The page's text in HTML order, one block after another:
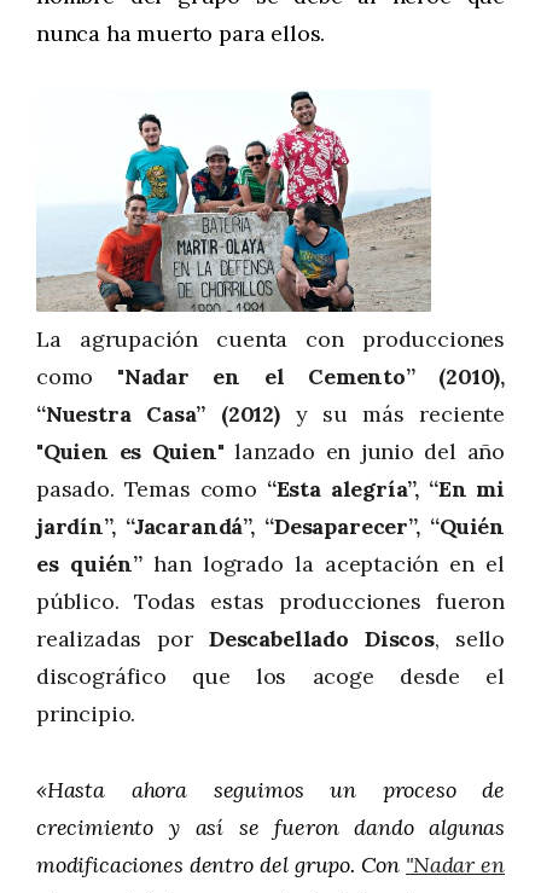
nunca ha muerto para ellos.
La agrupación cuenta con producciones
como "Nadar en el Cemento” (2010),
“Nuestra Casa” (2012)y su más reciente
"Quien es Quien" lanzado en junio del año
pasado. Temas como “Esta alegría”, “En mi
jardín”, “Jacarandá”, “Desaparecer”, “Quién
es quién”han logrado la aceptación en el
público. Todas estas producciones fueron
realizadas por Descabellado Discos, sello
discográfico que los acoge desde el
principio.
«Hasta ahora seguimos un proceso de
crecimiento y así se fueron dando algunas
modificaciones dentro del grupo. Con "Nadar en